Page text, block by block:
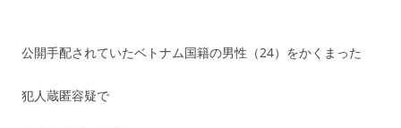
公開手配されていたベトナム国籍の男性（24）をかくまった
犯人蔵匿容疑で